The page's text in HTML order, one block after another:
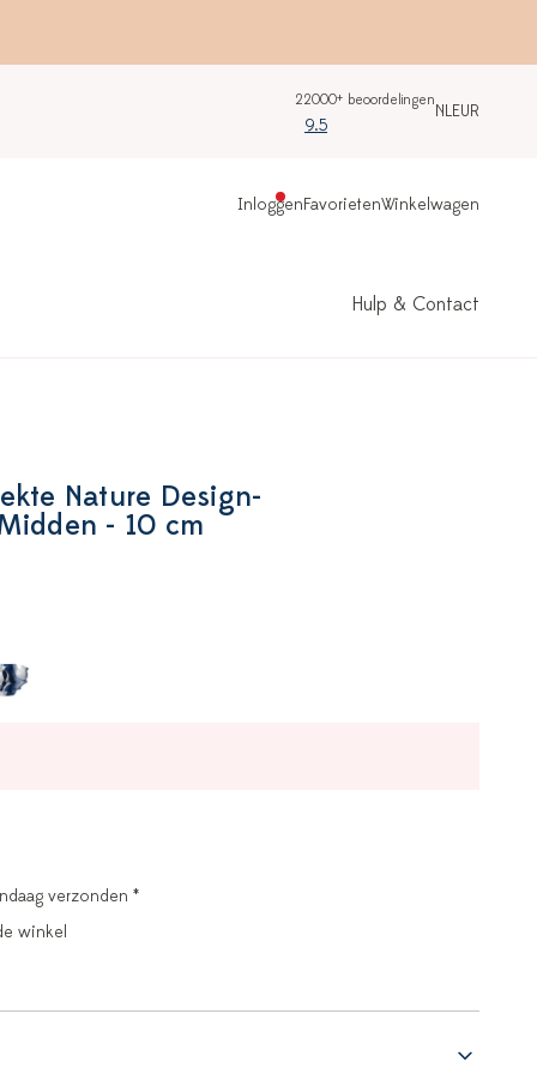
22000+ beoordelingen
9.5
NLEUR
InloggenFavorietenWinkelwagen
Hulp & Contact
Nature Design-
- 10 cm
verzonden *
winkel